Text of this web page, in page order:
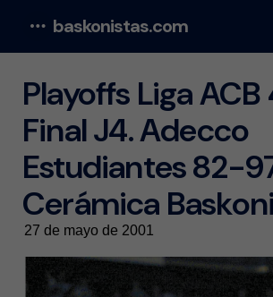
baskonistas.com
Playoffs Liga ACB
Final J4. Adecco
Estudiantes 82-
Cerámica
27 de mayo de 2001